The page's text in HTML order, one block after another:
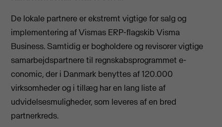
De lokale partnere er ekstremt vigtige for salg og
implementering af Vismas ERP-flagskib Visma
Business. Samtidig er bogholdere og revisorer vigtige
samarbejdspartnere til regnskabsprogrammet e-
conomic, der i Danmark benyttes af 120.000
virksomheder og i tillæg har en lang liste af
udvidelsesmuligheder, som leveres af en bred
partnerkreds.